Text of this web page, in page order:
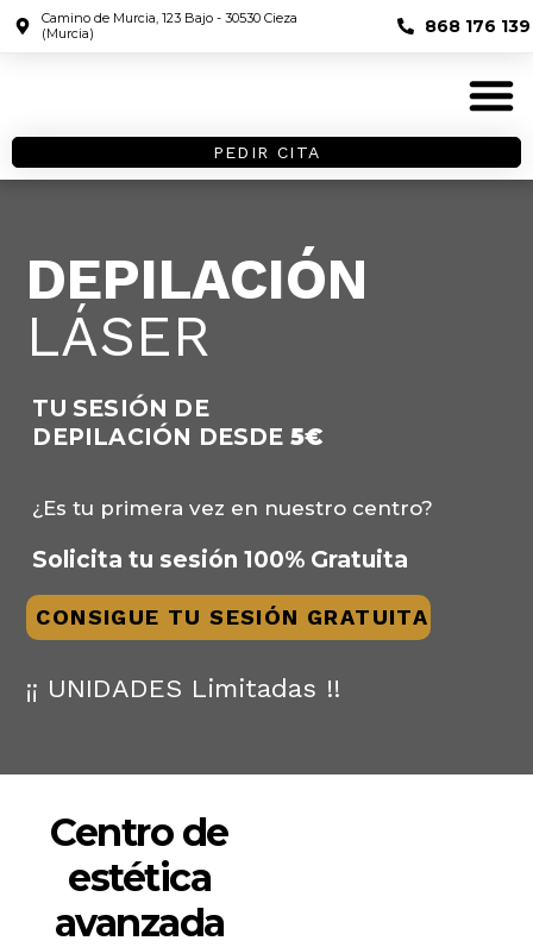
Camino de Murcia, 123 Bajo - 30530 Cieza
(Murcia)
868 176 139
PEDIR CITA
DEPILACIÓN
LÁSER
TU SESIÓN DE
DEPILACIÓN DESDE 5€
¿Es tu primera vez en nuestro centro?
Solicita tu sesión 100% Gratuita
CONSIGUE TU SESIÓN GRATUITA
¡¡ UNIDADES Limitadas !!
Centro de
estética
avanzada